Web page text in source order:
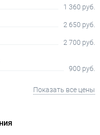
1 360 руб.
2 650 руб.
2 700 руб.
900 руб.
Показать все цены